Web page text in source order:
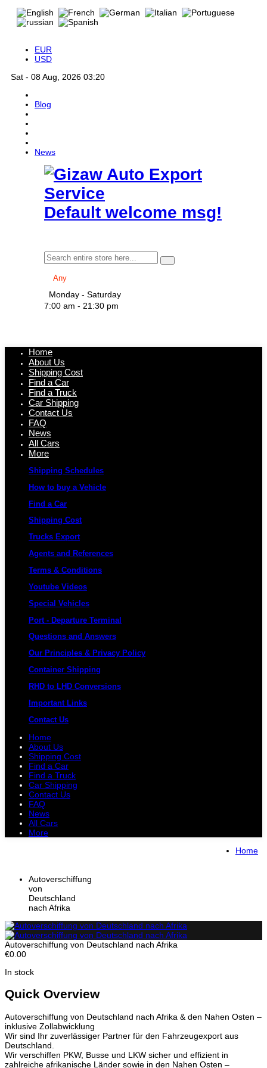
EUR
USD
Sat - 08 Aug, 2026 03:20
Blog
News
Default welcome msg!
Monday - Saturday
7:00 am - 21:30 pm
Home
About Us
Shipping Cost
Find a Car
Find a Truck
Car Shipping
Contact Us
FAQ
News
All Cars
More
Shipping Schedules
How to buy a Vehicle
Find a Car
Shipping Cost
Trucks Export
Agents and References
Terms & Conditions
Youtube Videos
Special Vehicles
Port - Departure Terminal
Questions and Answers
Our Principles & Privacy Policy
Container Shipping
RHD to LHD Conversions
Important Links
Contact Us
Home
About Us
Shipping Cost
Find a Car
Find a Truck
Car Shipping
Contact Us
FAQ
News
All Cars
More
Home
Autoverschiffung
von
Deutschland
nach Afrika
Autoverschiffung von Deutschland nach Afrika
€0.00
In stock
Quick Overview
Autoverschiffung von Deutschland nach Afrika & den Nahen Osten –
inklusive Zollabwicklung
Wir sind Ihr zuverlässiger Partner für den Fahrzeugexport aus
Deutschland.
Wir verschiffen PKW, Busse und LKW sicher und effizient in
zahlreiche afrikanische Länder sowie in den Nahen Osten –